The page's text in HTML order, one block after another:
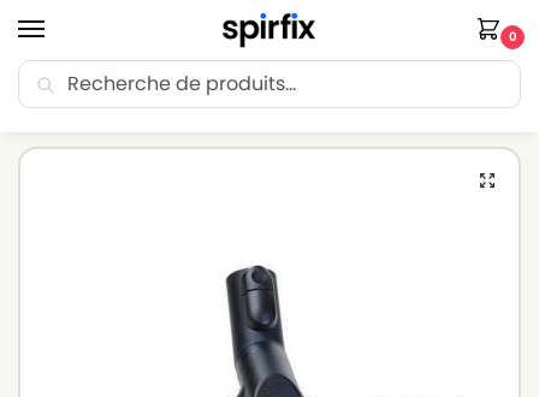
0
🚚 Livraison Point Relais offerte dès 30€ d’achat.